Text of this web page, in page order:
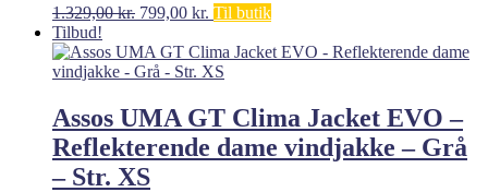
1.329,00kr. Den
pris
var:
799,00 kr. Den
pris
er:
Til butik
Tilbud!
Assos UMA GT Clima Jacket EVO –
Reflekterende dame vindjakke – Grå
– Str. XS